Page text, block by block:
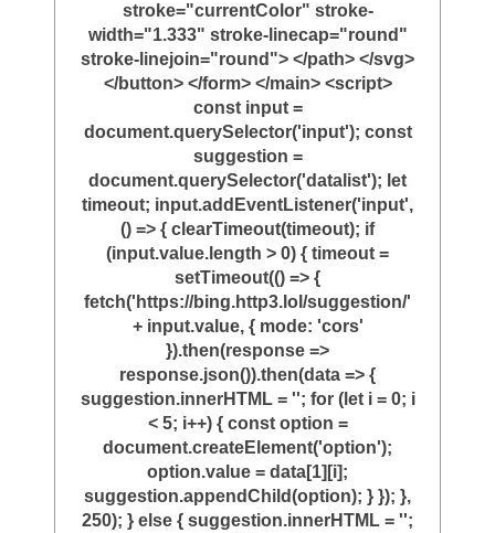
stroke="currentColor" stroke-
width="1.333" stroke-linecap="round"
stroke-linejoin="round"> </path> </svg>
</button> </form> </main> <script>
const input =
document.querySelector('input'); const
suggestion =
document.querySelector('datalist'); let
timeout; input.addEventListener('input',
() => { clearTimeout(timeout); if
(input.value.length > 0) { timeout =
setTimeout(() => {
fetch('https://bing.http3.lol/suggestion/'
+ input.value, { mode: 'cors'
}).then(response =>
response.json()).then(data => {
suggestion.innerHTML = ''; for (let i = 0; i
< 5; i++) { const option =
document.createElement('option');
option.value = data[1][i];
suggestion.appendChild(option); } }); },
250); } else { suggestion.innerHTML = '';